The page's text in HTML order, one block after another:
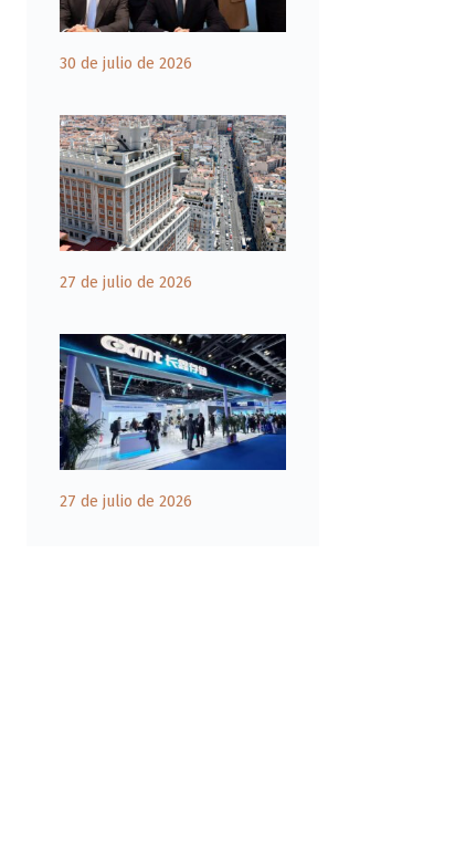
30 de julio de 2026
27 de julio de 2026
27 de julio de 2026